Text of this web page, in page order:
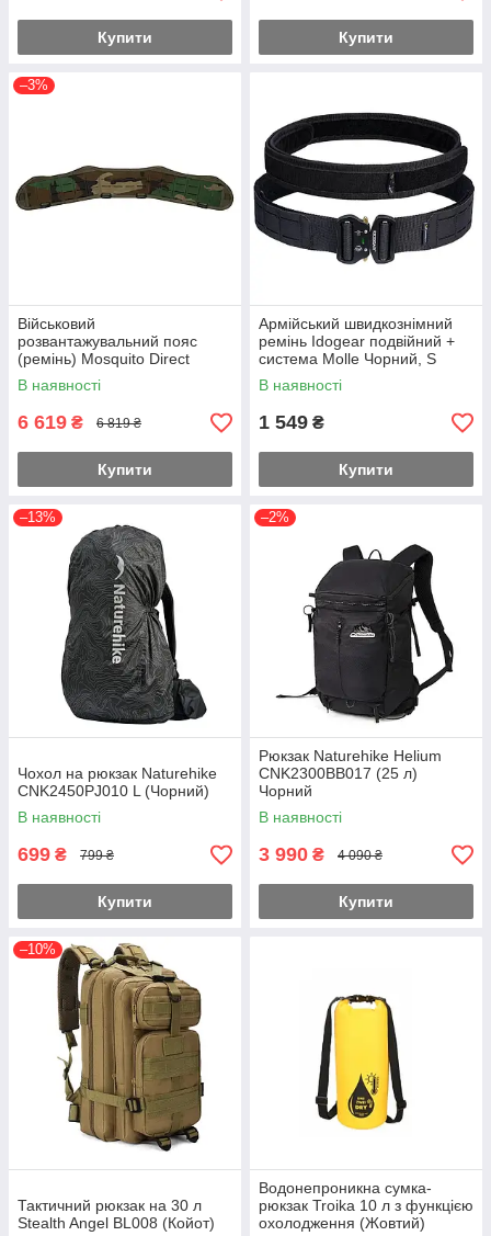
Купити Купити
–3%
Військовий
розвантажувальний пояс
(ремінь) Mosquito Direct
Action з місцями кріплення
(Камуфляж)
В наявності
6 619 ₴ 6 819 ₴
Купити
Армійський швидкознімний
ремінь Idogear подвійний +
система Molle Чорний, S
В наявності
1 549 ₴
Купити
–13%
Чохол на рюкзак Naturehike
CNK2450PJ010 L (Чорний)
В наявності
699 ₴ 799 ₴
Купити
–2%
Рюкзак Naturehike Helium
CNK2300BB017 (25 л)
Чорний
В наявності
3 990 ₴ 4 090 ₴
Купити
–10%
Тактичний рюкзак на 30 л
Stealth Angel BL008 (Койот)
Водонепроникна сумка-
рюкзак Troika 10 л з функцією
охолодження (Жовтий)